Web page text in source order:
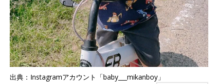
出典：Instagramアカウント「baby___mikanboy」